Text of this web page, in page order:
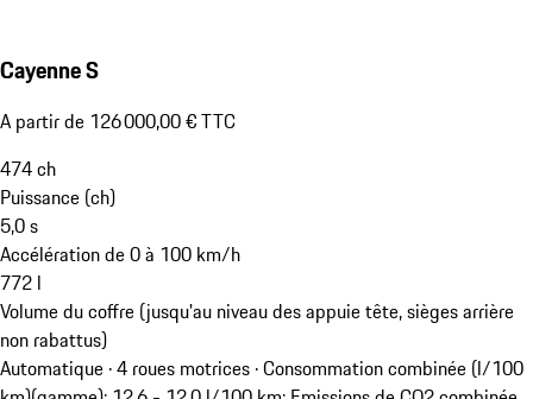
Cayenne S
A partir de 126 000,00 € TTC
474ch
Puissance (ch)
5,0s
Accélération de 0 à 100 km/h
772 l
Volume du coffre (jusqu'au niveau des appuie tête, sièges arrière
non rabattus)
Automatique · 4 roues motrices ·Consommation combinée (l/100